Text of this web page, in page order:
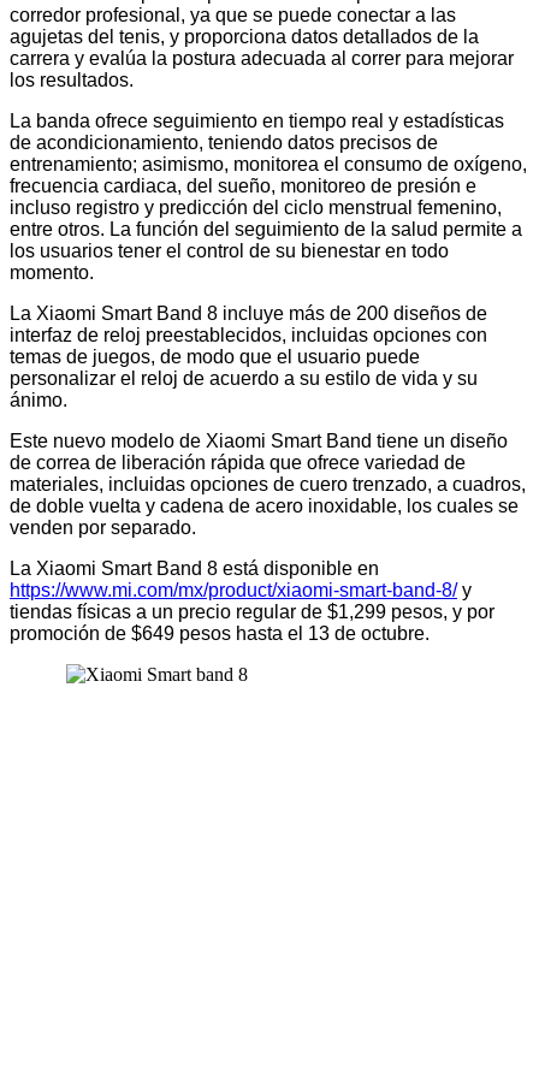
corredor profesional, ya que se puede conectar a las
agujetas del tenis, y proporciona datos detallados de la
carrera y evalúa la postura adecuada al correr para mejorar
los resultados.
La banda ofrece seguimiento en tiempo real y estadísticas
de acondicionamiento, teniendo datos precisos de
entrenamiento; asimismo, monitorea el consumo de oxígeno,
frecuencia cardiaca, del sueño, monitoreo de presión e
incluso registro y predicción del ciclo menstrual femenino,
entre otros. La función del seguimiento de la salud permite a
los usuarios tener el control de su bienestar en todo
momento.
La Xiaomi Smart Band 8 incluye más de 200 diseños de
interfaz de reloj preestablecidos, incluidas opciones con
temas de juegos, de modo que el usuario puede
personalizar el reloj de acuerdo a su estilo de vida y su
ánimo.
Este nuevo modelo de Xiaomi Smart Band tiene un diseño
de correa de liberación rápida que ofrece variedad de
materiales, incluidas opciones de cuero trenzado, a cuadros,
de doble vuelta y cadena de acero inoxidable, los cuales se
venden por separado.
La Xiaomi Smart Band 8 está disponible en
https://www.mi.com/mx/product/xiaomi-smart-band-8/y
tiendas físicas a un precio regular de $1,299 pesos, y por
promoción de $649 pesos hasta el 13 de octubre.